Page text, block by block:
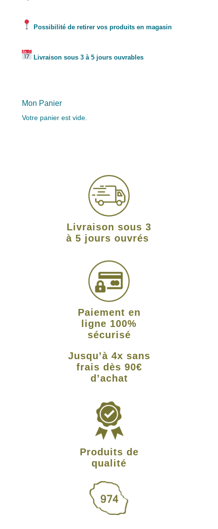
Possibilité de retirer vos produits en magasin
Livraison sous 3 à 5 jours ouvrables
Mon Panier
Votre panier est vide.
Livraison sous 3
à 5 jours ouvrés
Paiement en
ligne 100%
sécurisé
Jusqu’à 4x sans
frais dès 90€
d’achat
Produits de
qualité